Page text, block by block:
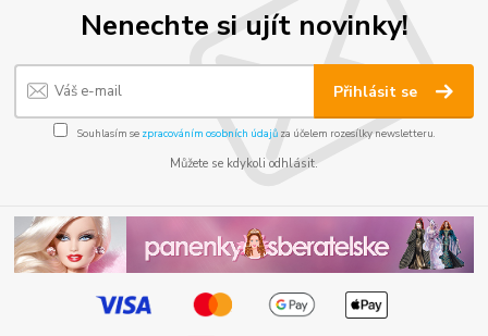
Nenechte si ujít novinky!
Přihlásit se
Souhlasím se zpracováním osobních údajůza účelem rozesílky newsletteru.
Můžete se kdykoli odhlásit.